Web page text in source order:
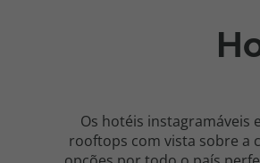
Os hotéis instagramáveis
rooftops com vista sobre a